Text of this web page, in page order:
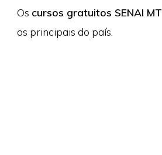
Os cursos gratuitos SENAI MT
os principais do país.